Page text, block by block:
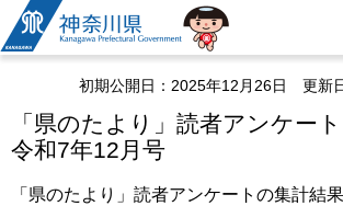
神奈川県
初期公開日：2025年12月26日 更新
「県のたより」読者アンケー
令和7年12月号
「県のたより」読者アンケートの集計結